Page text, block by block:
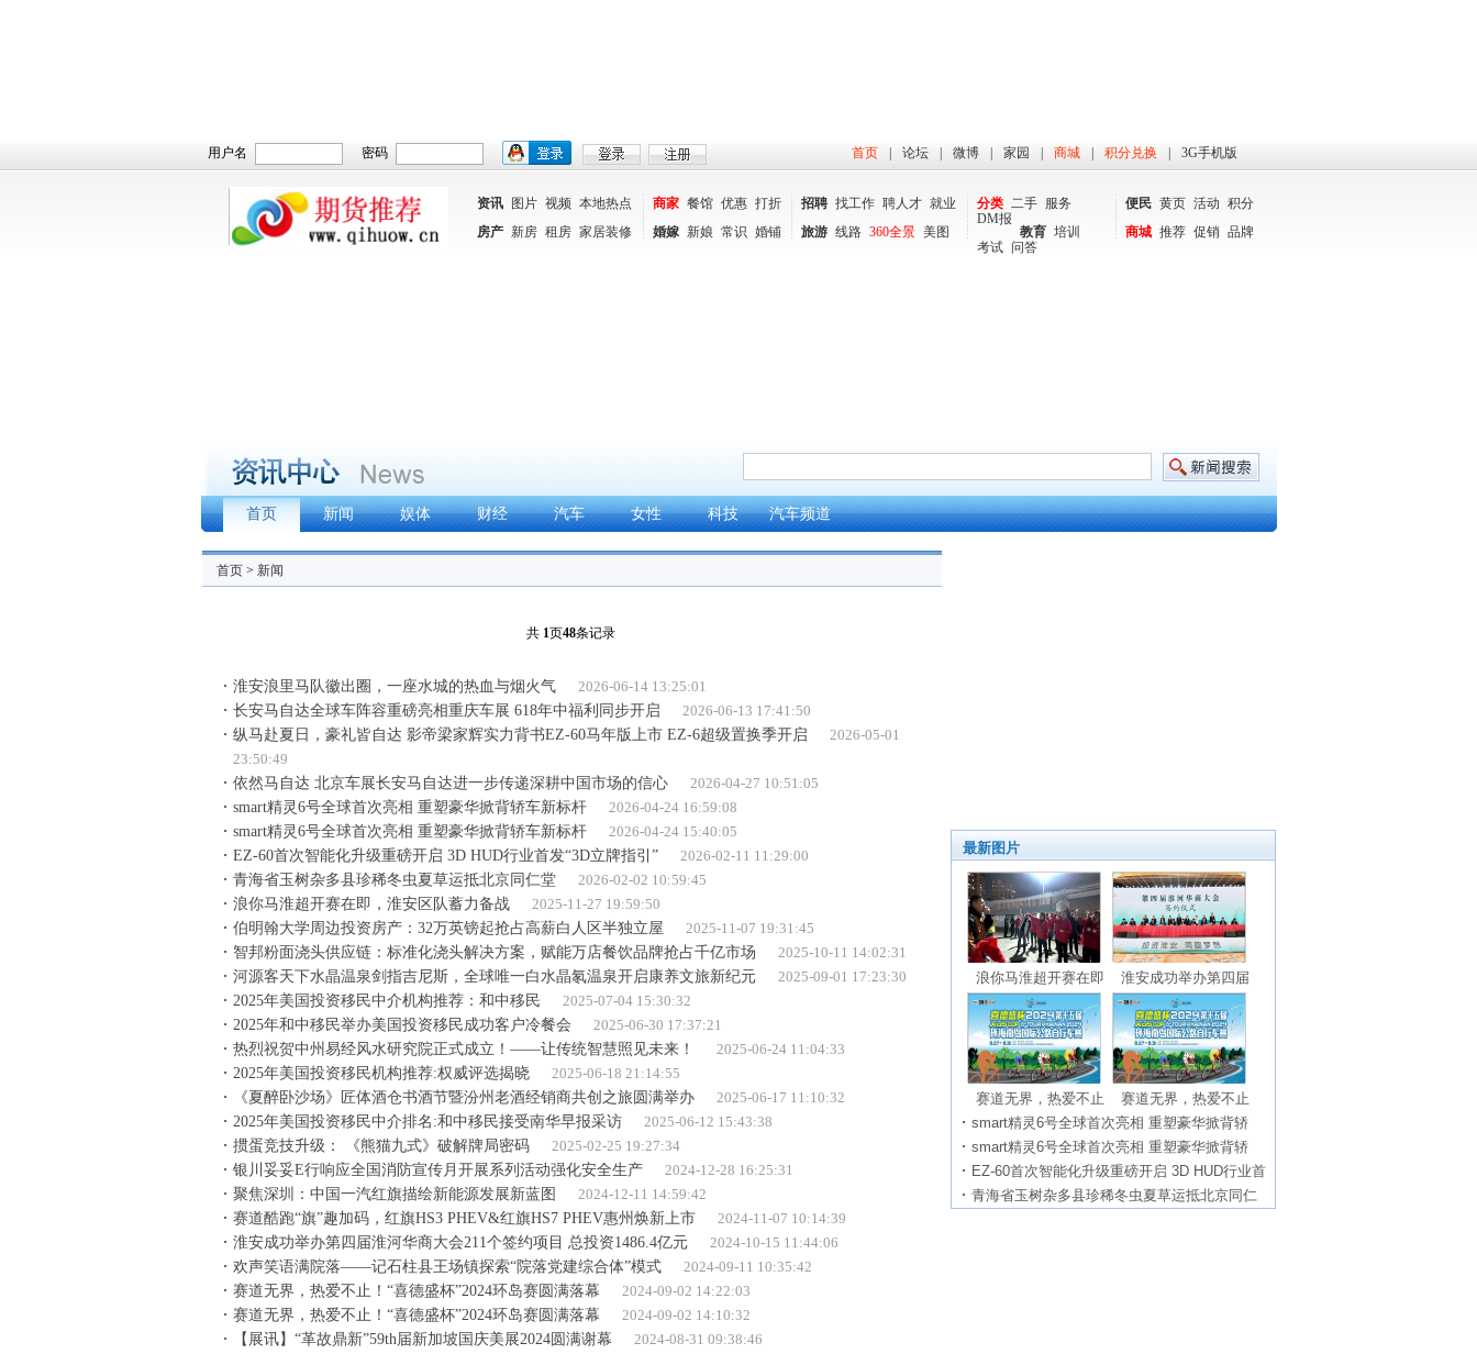
用户名 密码 首页 论坛 微博 家园 商城 积分兑换 3G手机版
资讯 图片 视频 本地热点
房产 新房 租房 家居装修
商家 餐馆 优惠 打折
婚嫁 新娘 常识 婚铺
招聘 找工作 聘人才 就业
旅游 线路 360全景 美图
分类 二手
服务
DM报
教育 培训
考试
问答
便民 黄页 活动 积分
商城 推荐 促销 品牌
首页 新闻 娱体 财经 汽车 女性 科技 汽车频道
首页> 新闻
共 1页48条记录
淮安浪里马队徽出圈，一座水城的热血与烟火气
2026-06-14 13:25:01
长安马自达全球车阵容重磅亮相重庆车展 618年中福利同步开启
2026-06-13 17:41:50
纵马赴夏日，豪礼皆自达 影帝梁家辉实力背书EZ-60马年版上市 EZ-6超级置换季开启
2026-05-01
23:50:49
依然马自达 北京车展长安马自达进一步传递深耕中国市场的信心
2026-04-27 10:51:05
smart精灵6号全球首次亮相 重塑豪华掀背轿车新标杆
2026-04-24 16:59:08
smart精灵6号全球首次亮相 重塑豪华掀背轿车新标杆
2026-04-24 15:40:05
EZ-60首次智能化升级重磅开启 3D HUD行业首发“3D立牌指引”
2026-02-11 11:29:00
青海省玉树杂多县珍稀冬虫夏草运抵北京同仁堂
2026-02-02 10:59:45
浪你马淮超开赛在即，淮安区队蓄力备战
2025-11-27 19:59:50
伯明翰大学周边投资房产：32万英镑起抢占高薪白人区半独立屋
2025-11-07 19:31:45
智邦粉面浇头供应链：标准化浇头解决方案，赋能万店餐饮品牌抢占千亿市场
2025-10-11 14:02:31
河源客天下水晶温泉剑指吉尼斯，全球唯一白水晶氡温泉开启康养文旅新纪元
2025-09-01 17:23:30
2025年美国投资移民中介机构推荐：和中移民
2025-07-04 15:30:32
2025年和中移民举办美国投资移民成功客户冷餐会
2025-06-30 17:37:21
热烈祝贺中州易经风水研究院正式成立！——让传统智慧照见未来！
2025-06-24 11:04:33
2025年美国投资移民机构推荐:权威评选揭晓
2025-06-18 21:14:55
《夏醉卧沙场》匠体酒仓书酒节暨汾州老酒经销商共创之旅圆满举办
2025-06-17 11:10:32
2025年美国投资移民中介排名:和中移民接受南华早报采访
2025-06-12 15:43:38
掼蛋竞技升级： 《熊猫九式》破解牌局密码
2025-02-25 19:27:34
银川妥妥E行响应全国消防宣传月开展系列活动强化安全生产
2024-12-28 16:25:31
聚焦深圳：中国一汽红旗描绘新能源发展新蓝图
2024-12-11 14:59:42
赛道酷跑“旗”趣加码，红旗HS3 PHEV&红旗HS7 PHEV惠州焕新上市
2024-11-07 10:14:39
淮安成功举办第四届淮河华商大会211个签约项目 总投资1486.4亿元
2024-10-15 11:44:06
欢声笑语满院落——记石柱县王场镇探索“院落党建综合体”模式
2024-09-11 10:35:42
赛道无界，热爱不止！“喜德盛杯”2024环岛赛圆满落幕
2024-09-02 14:22:03
赛道无界，热爱不止！“喜德盛杯”2024环岛赛圆满落幕
2024-09-02 14:10:32
【展讯】“革故鼎新”59th届新加坡国庆美展2024圆满谢幕
2024-08-31 09:38:46
最新图片
浪你马淮超开赛在即 淮安成功举办第四届
赛道无界，热爱不止
赛道无界，热爱不止
smart精灵6号全球首次亮相 重塑豪华掀背轿
smart精灵6号全球首次亮相 重塑豪华掀背轿
EZ-60首次智能化升级重磅开启 3D HUD行业首
青海省玉树杂多县珍稀冬虫夏草运抵北京同仁